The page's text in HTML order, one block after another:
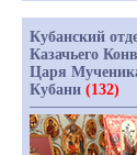
Кубанский
Казачьего
Царя
Кубани (132)